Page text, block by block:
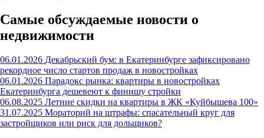
Самые обсуждаемые новости о
недвижимости
06.01.2026 Декабрьский бум: в Екатеринбурге зафиксировано
рекордное число стартов продаж в новостройках
06.01.2026 Парадокс рынка: квартиры в новостройках
Екатеринбурга дешевеют к финишу стройки
06.08.2025 Летние скидки на квартиры в ЖК «Куйбышева 100»
31.07.2025 Мораторий на штрафы: спасательный круг для
застройщиков или риск для дольщиков?